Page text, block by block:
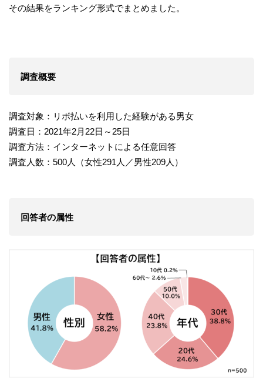
その結果をランキング形式でまとめました。
調査概要
調査対象：リボ払いを利用した経験がある男女
調査日：2021年2月22日～25日
調査方法：インターネットによる任意回答
調査人数：500人（女性291人／男性209人）
回答者の属性